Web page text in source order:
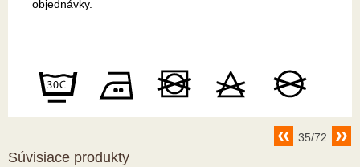
objednávky.
35/72
Súvisiace produkty